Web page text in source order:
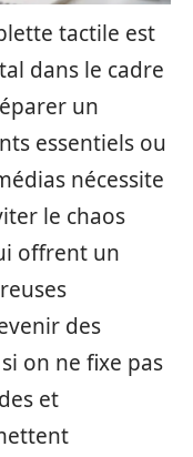
tactile est
dans le cadre
un
essentiels ou
nécessite
le chaos
offrent un
des
on ne fixe pas
et